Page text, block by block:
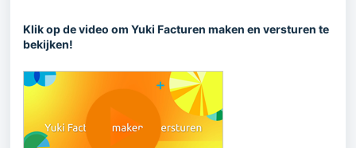
Klik op de video om Yuki Facturen maken en versturen te
bekijken!